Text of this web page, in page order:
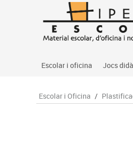
Escolar i oficina
Arxiu, carpetes i
Jocs
Escolar i Oficina /